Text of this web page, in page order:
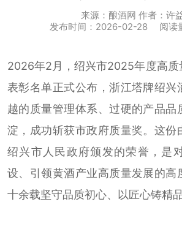
来源：酿酒网 作者：许
发布时间：2026-02-28 阅读
2026年2月，绍兴市2025年度高质
表彰名单正式公布，浙江塔牌绍兴
越的质量管理体系、过硬的产品品
淀，成功斩获市政府质量奖。这份
绍兴市人民政府颁发的荣誉，是
设、引领黄酒产业高质量发展的高
十余载坚守品质初心、以匠心铸精